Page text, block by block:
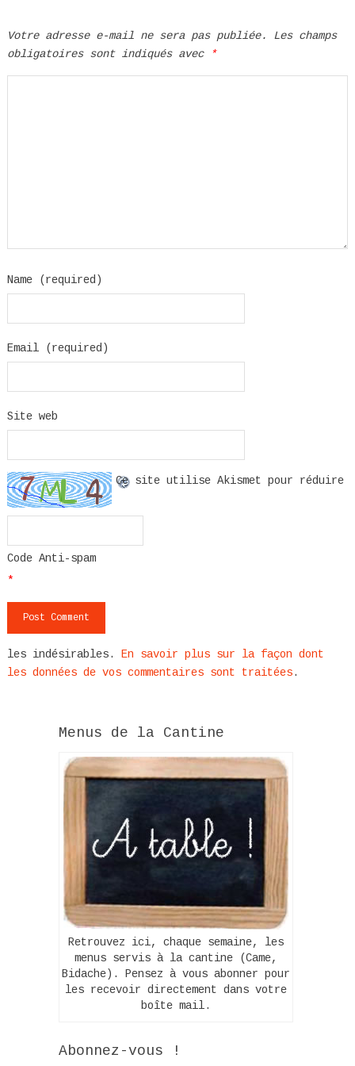
Votre adresse e-mail ne sera pas publiée.
Les champs
obligatoires sont indiqués avec
*
Name (required)
Email (required)
Site web
Code Anti-spam
*
Ce site utilise Akismet pour réduire
les indésirables.
En savoir plus sur la façon dont
les données de vos commentaires sont traitées.
Menus de la Cantine
Retrouvez ici, chaque semaine, les
menus servis à la cantine (Came,
Bidache). Pensez à vous abonner pour
les recevoir directement dans votre
boîte mail.
Abonnez-vous !